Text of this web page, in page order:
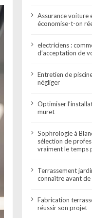
Assurance voiture
économise-t-on
electriciens :
d’acceptation de
Entretien de
négliger
Optimiser
muret
Sophrologie à
sélection de
vraiment le temps
Terrassement
connaître avant
Fabrication
réussir son projet